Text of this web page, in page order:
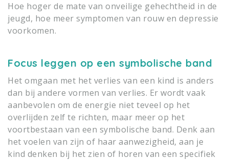
Hoe hoger de mate van onveilige gehechtheid in de
jeugd, hoe meer symptomen van rouw en depressie
voorkomen.
Focus leggen op een symbolische band
Het omgaan met het verlies van een kind is anders
dan bij andere vormen van verlies. Er wordt vaak
aanbevolen om de energie niet teveel op het
overlijden zelf te richten, maar meer op het
voortbestaan van een symbolische band. Denk aan
het voelen van zijn of haar aanwezigheid, aan je
kind denken bij het zien of horen van een specifiek